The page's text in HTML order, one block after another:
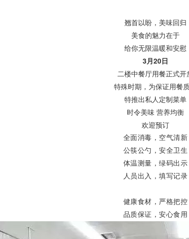
翘首以盼，美味回归
美食的魅力在于
给你无限温暖和安慰
3月20日
二楼中餐厅用餐正式开
特殊时期，为保证用餐
特推出私人定制菜单
时令美味 营养均衡
欢迎预订
全面消毒，空气清新
公筷公勺，安全卫生
体温测量，绿码出示
人员出入 ，填写记录
健康食材，严格把控
品质保证，安心食用